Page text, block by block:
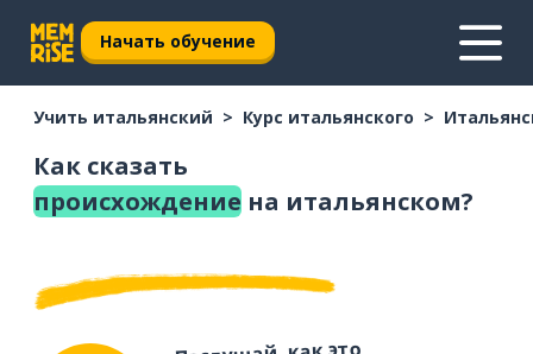
Начать обучение
Учить итальянский Курс итальянского
Как сказать
происхождение на итальянском?